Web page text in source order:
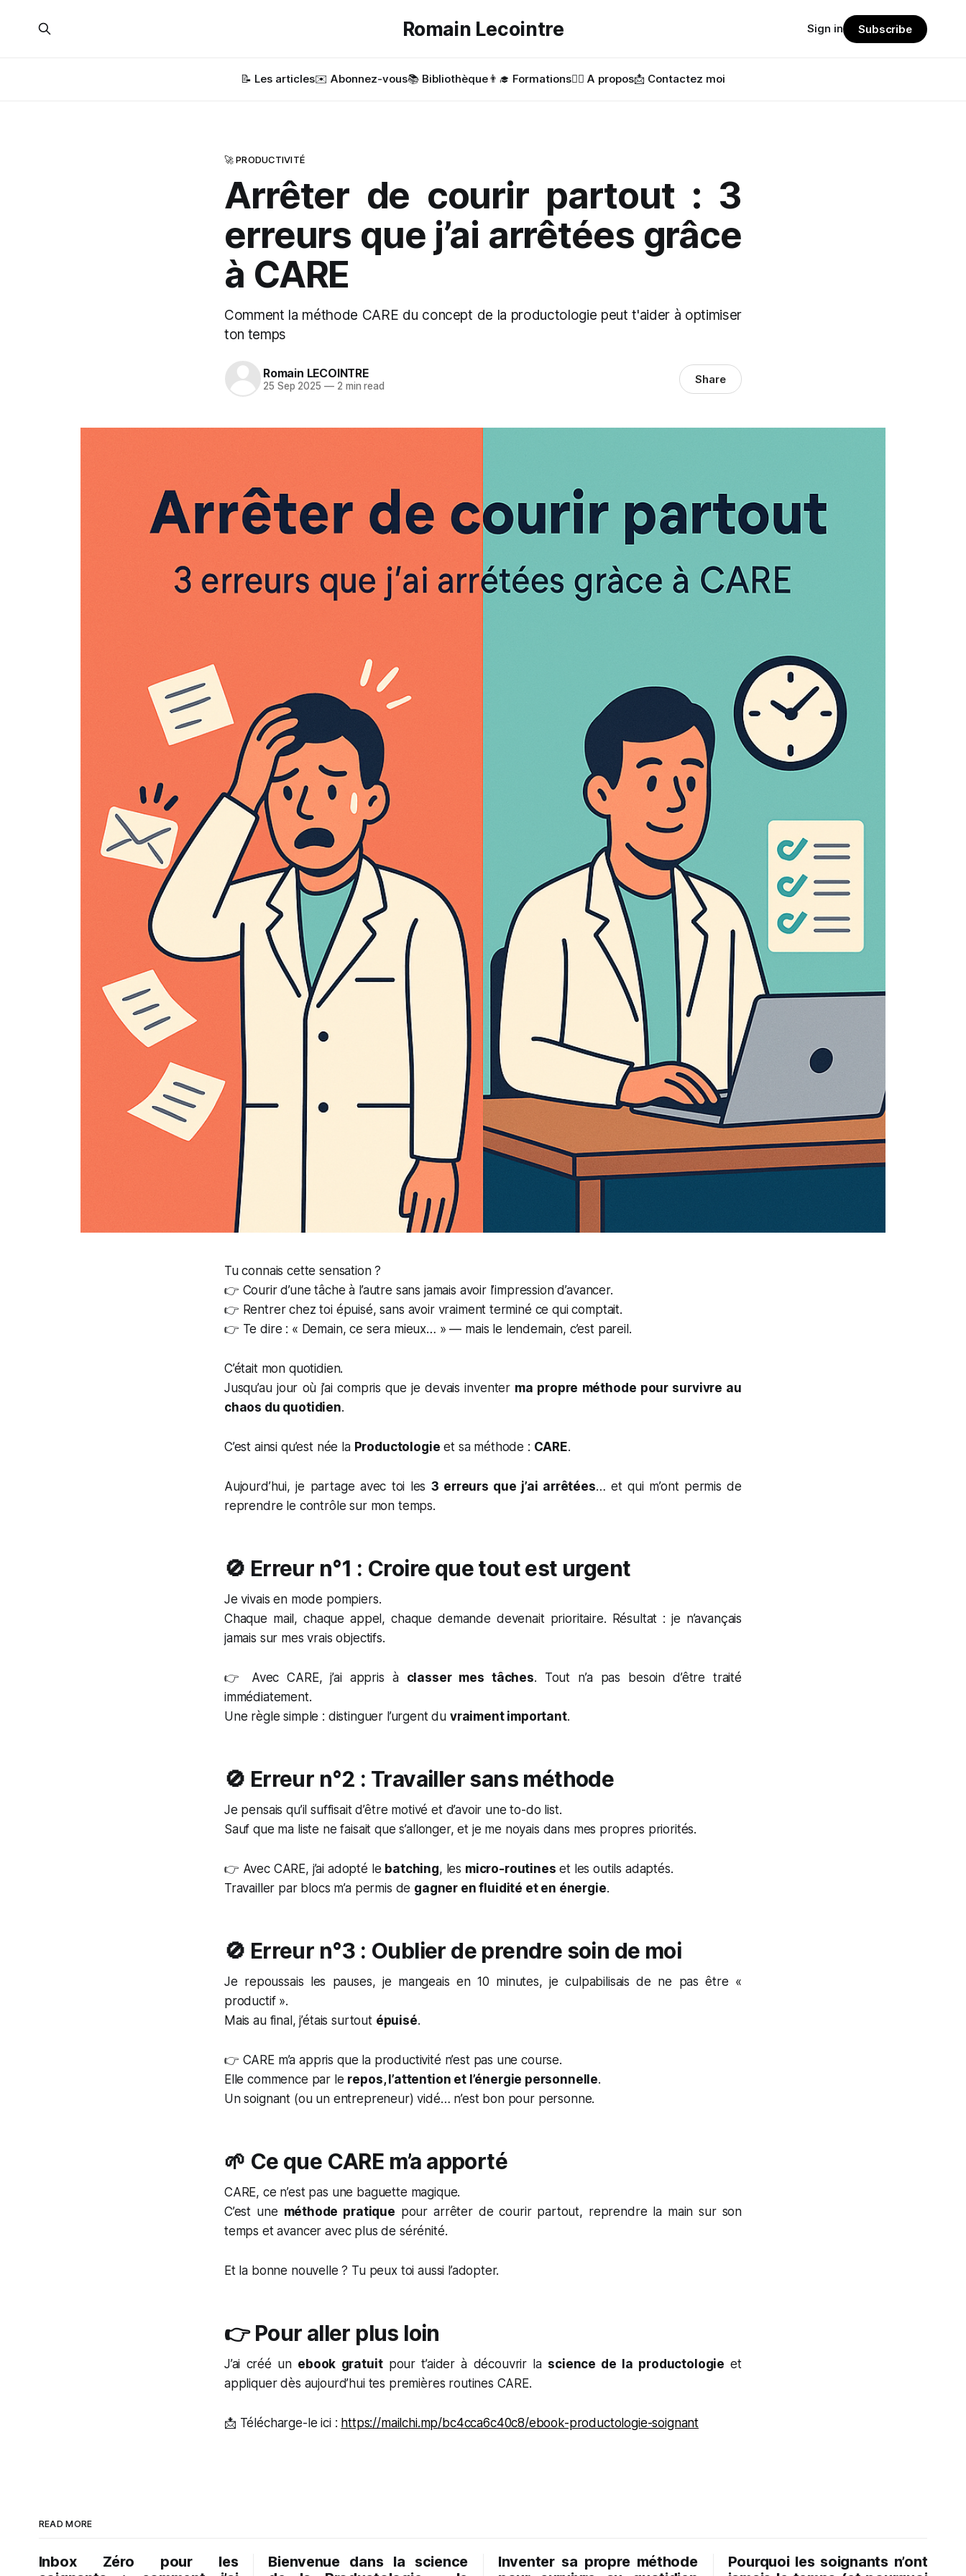
Romain Lecointre
📝 Les articles✉️ Abonnez-vous📚 Bibliothèque👨‍🎓 Formations✍🏻 A propos📩 Contactez moi
Sign in Subscribe
🚀 PRODUCTIVITÉ
Arrêter de courir partout : 3
erreurs que j’ai arrêtées grâce
à CARE
Comment la méthode CARE du concept de la productologie peut t'aider à optimiser
ton temps
Romain LECOINTRE
25 Sep 2025 —2 min read Share
Tu connais cette sensation ?
👉 Courir d’une tâche à l’autre sans jamais avoir l’impression d’avancer.
👉 Rentrer chez toi épuisé, sans avoir vraiment terminé ce qui comptait.
👉 Te dire : « Demain, ce sera mieux… » — mais le lendemain, c’est pareil.
C’était mon quotidien.
Jusqu’au jour où j’ai compris que je devais inventer ma propre méthode pour survivre au
chaos du quotidien.
C’est ainsi qu’est née la Productologie et sa méthode : CARE.
Aujourd’hui, je partage avec toi les 3 erreurs que j’ai arrêtées… et qui m’ont permis de
reprendre le contrôle sur mon temps.
🚫 Erreur n°1 : Croire que tout est urgent
Je vivais en mode pompiers.
Chaque mail, chaque appel, chaque demande devenait prioritaire. Résultat : je n’avançais
jamais sur mes vrais objectifs.
👉 Avec CARE, j’ai appris à classer mes tâches. Tout n’a pas besoin d’être traité
immédiatement.
Une règle simple : distinguer l’urgent du vraiment important.
🚫 Erreur n°2 : Travailler sans méthode
Je pensais qu’il suffisait d’être motivé et d’avoir une to-do list.
Sauf que ma liste ne faisait que s’allonger, et je me noyais dans mes propres priorités.
👉 Avec CARE, j’ai adopté le batching, les micro-routines et les outils adaptés.
Travailler par blocs m’a permis de gagner en fluidité et en énergie.
🚫 Erreur n°3 : Oublier de prendre soin de moi
Je repoussais les pauses, je mangeais en 10 minutes, je culpabilisais de ne pas être «
productif ».
Mais au final, j’étais surtout épuisé.
👉 CARE m’a appris que la productivité n’est pas une course.
Elle commence par le repos, l’attention et l’énergie personnelle.
Un soignant (ou un entrepreneur) vidé… n’est bon pour personne.
🌱 Ce que CARE m’a apporté
CARE, ce n’est pas une baguette magique.
C’est une méthode pratique pour arrêter de courir partout, reprendre la main sur son
temps et avancer avec plus de sérénité.
Et la bonne nouvelle ? Tu peux toi aussi l’adopter.
👉 Pour aller plus loin
J’ai créé un ebook gratuitpour t’aider à découvrir la science de la productologie et
appliquer dès aujourd’hui tes premières routines CARE.
📩 Télécharge-le ici : https://mailchi.mp/bc4cca6c40c8/ebook-productologie-soignant
READ MORE
Inbox Zéro pour les
Bienvenue dans la science
Inventer sa propre méthode
Pourquoi les soignants n’ont